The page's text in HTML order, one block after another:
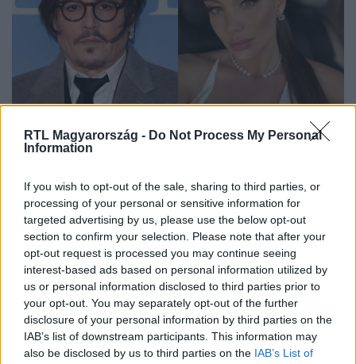
RTL Magyarország - Do Not Process My Personal
Information
If you wish to opt-out of the sale, sharing to third parties, or
processing of your personal or sensitive information for
targeted advertising by us, please use the below opt-out
section to confirm your selection. Please note that after your
opt-out request is processed you may continue seeing
interest-based ads based on personal information utilized by
us or personal information disclosed to third parties prior to
your opt-out. You may separately opt-out of the further
disclosure of your personal information by third parties on the
IAB’s list of downstream participants. This information may
also be disclosed by us to third parties on the IAB’s List of
2024. július 16. 17:02
Johnny Depp új kapcsolata a botrányos válása után
lassan, de halad.
1:36